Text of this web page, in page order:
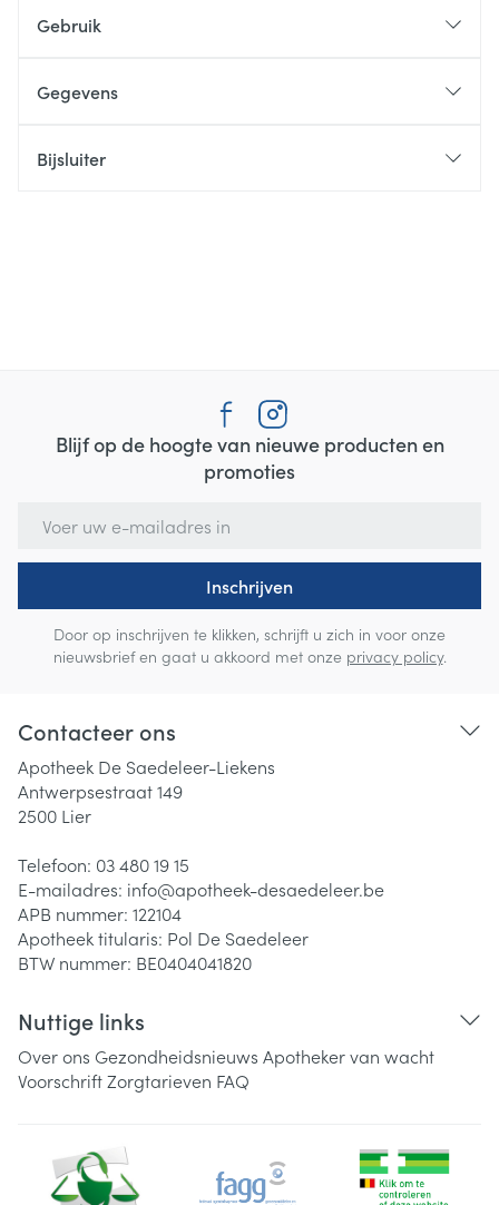
Gebruik
Gegevens
Bijsluiter
Blijf op de hoogte van nieuwe producten en
promoties
Inschrijven
Door op inschrijven te klikken, schrijft u zich in voor onze
nieuwsbrief en gaat u akkoord met onze privacy policy.
Contacteer ons
Apotheek De Saedeleer-Liekens
Antwerpsestraat 149
2500 Lier
Telefoon: 03 480 19 15
E-mailadres: info@apotheek-desaedeleer.be
APB nummer: 122104
Apotheek titularis: Pol De Saedeleer
BTW nummer: BE0404041820
Nuttige links
Over ons Gezondheidsnieuws Apotheker van wacht
VoorschriftZorgtarieven FAQ